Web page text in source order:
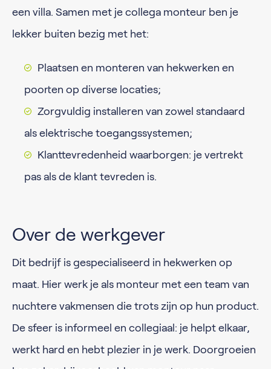
een villa. Samen met je collega monteur ben je
lekker buiten bezig met het:
Plaatsen en monteren van hekwerken en
poorten op diverse locaties;
Zorgvuldig installeren van zowel standaard
als elektrische toegangssystemen;
Klanttevredenheid waarborgen: je vertrekt
pas als de klant tevreden is.
Over de werkgever
Dit bedrijf is gespecialiseerd in hekwerken op
maat. Hier werk je als monteur met een team van
nuchtere vakmensen die trots zijn op hun product.
De sfeer is informeel en collegiaal: je helpt elkaar,
werkt hard en hebt plezier in je werk. Doorgroeien